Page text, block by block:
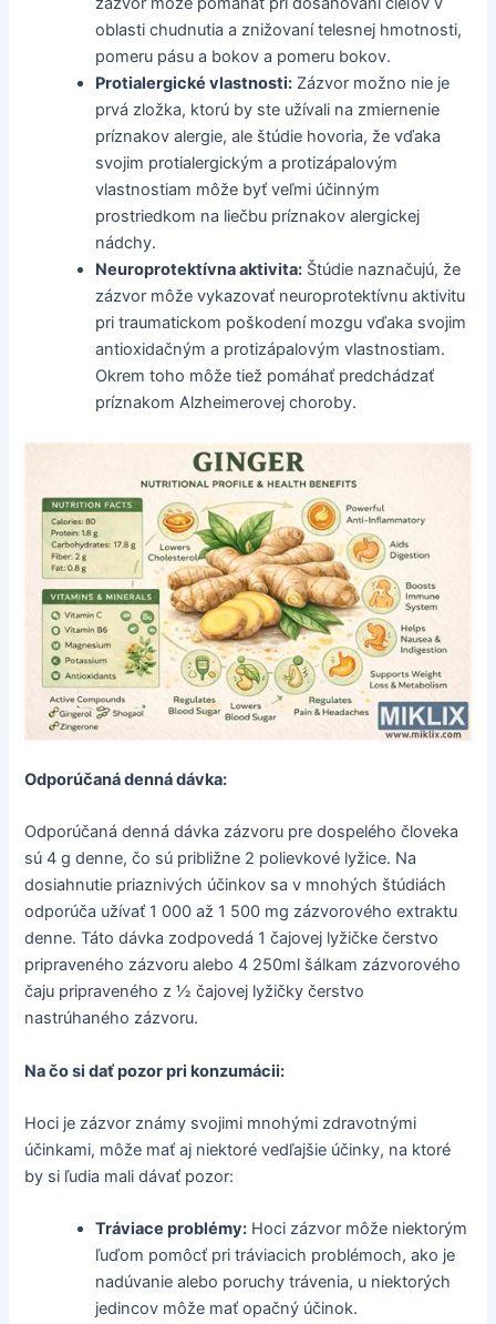
oblasti chudnutia a znižovaní telesnej hmotnosti,
pomeru pásu a bokov a pomeru bokov.
Protialergické vlastnosti: Zázvor možno nie je
prvá zložka, ktorú by ste užívali na zmiernenie
príznakov alergie, ale štúdie hovoria, že vďaka
svojim protialergickým a protizápalovým
vlastnostiam môže byť veľmi účinným
prostriedkom na liečbu príznakov alergickej
nádchy.
Neuroprotektívna aktivita: Štúdie naznačujú, že
zázvor môže vykazovať neuroprotektívnu aktivitu
pri traumatickom poškodení mozgu vďaka svojim
antioxidačným a protizápalovým vlastnostiam.
Okrem toho môže tiež pomáhať predchádzať
príznakom Alzheimerovej choroby.
Odporúčaná denná dávka:
Odporúčaná denná dávka zázvoru pre dospelého človeka
sú 4 g denne, čo sú približne 2 polievkové lyžice. Na
dosiahnutie priaznivých účinkov sa v mnohých štúdiách
odporúča užívať 1 000 až 1 500 mg zázvorového extraktu
denne. Táto dávka zodpovedá 1 čajovej lyžičke čerstvo
pripraveného zázvoru alebo 4 250ml šálkam zázvorového
čaju pripraveného z ½ čajovej lyžičky čerstvo
nastrúhaného zázvoru.
Na čo si dať pozor pri konzumácii:
Hoci je zázvor známy svojimi mnohými zdravotnými
účinkami, môže mať aj niektoré vedľajšie účinky, na ktoré
by si ľudia mali dávať pozor:
Tráviace problémy: Hoci zázvor môže niektorým
ľuďom pomôcť pri tráviacich problémoch, ako je
nadúvanie alebo poruchy trávenia, u niektorých
jedincov môže mať opačný účinok.